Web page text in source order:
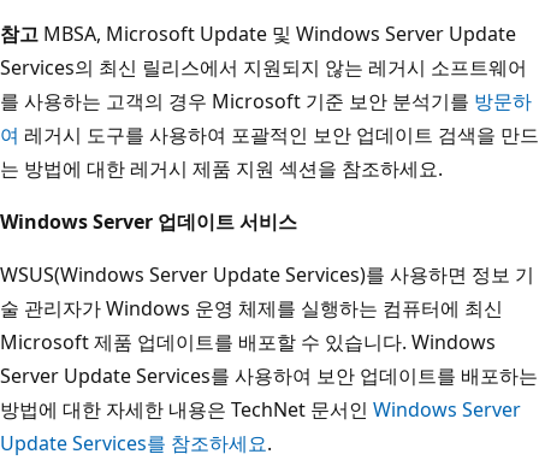
참고 MBSA, Microsoft Update 및 Windows Server Update
Services의 최신 릴리스에서 지원되지 않는 레거시 소프트웨어
를 사용하는 고객의 경우 Microsoft 기준 보안 분석기를 방문하
여 레거시 도구를 사용하여 포괄적인 보안 업데이트 검색을 만드
는 방법에 대한 레거시 제품 지원 섹션을 참조하세요.
Windows Server 업데이트 서비스
WSUS(Windows Server Update Services)를 사용하면 정보 기
술 관리자가 Windows 운영 체제를 실행하는 컴퓨터에 최신
Microsoft 제품 업데이트를 배포할 수 있습니다. Windows
Server Update Services를 사용하여 보안 업데이트를 배포하는
방법에 대한 자세한 내용은 TechNet 문서인 Windows Server
Update Services를 참조하세요.